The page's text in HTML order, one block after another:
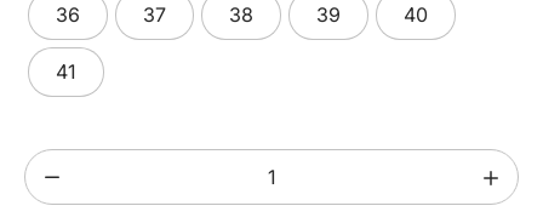
36 37 38 39 40
41
Ženske
kožne